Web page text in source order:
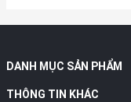
DANH MỤC SẢN PHẨM
THÔNG TIN KHÁC